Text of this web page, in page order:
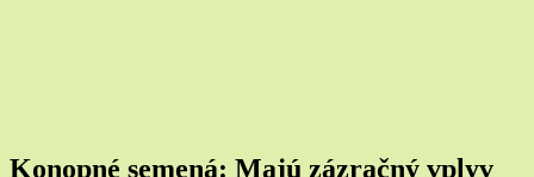
Konopné semená: Majú zázračný vplyv